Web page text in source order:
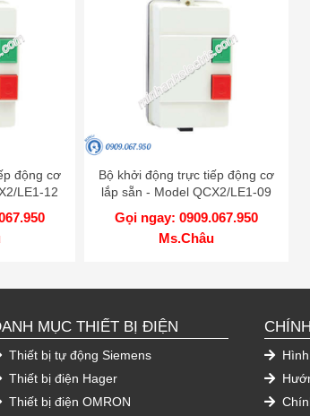
động cơ
LE1-12
Bộ khởi động trực tiếp động cơ
lắp sẵn - Model QCX2/LE1-09
Gọi ngay: 0909.067.950
Ms.Châu
MỤC THIẾT BỊ ĐIỆN
Thiết bị tự động Siemens
Thiết bị điện Hager
Thiết bị điện OMRON